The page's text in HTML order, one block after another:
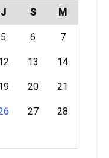
J S M
5 6 7
13 14
20 21
27 28